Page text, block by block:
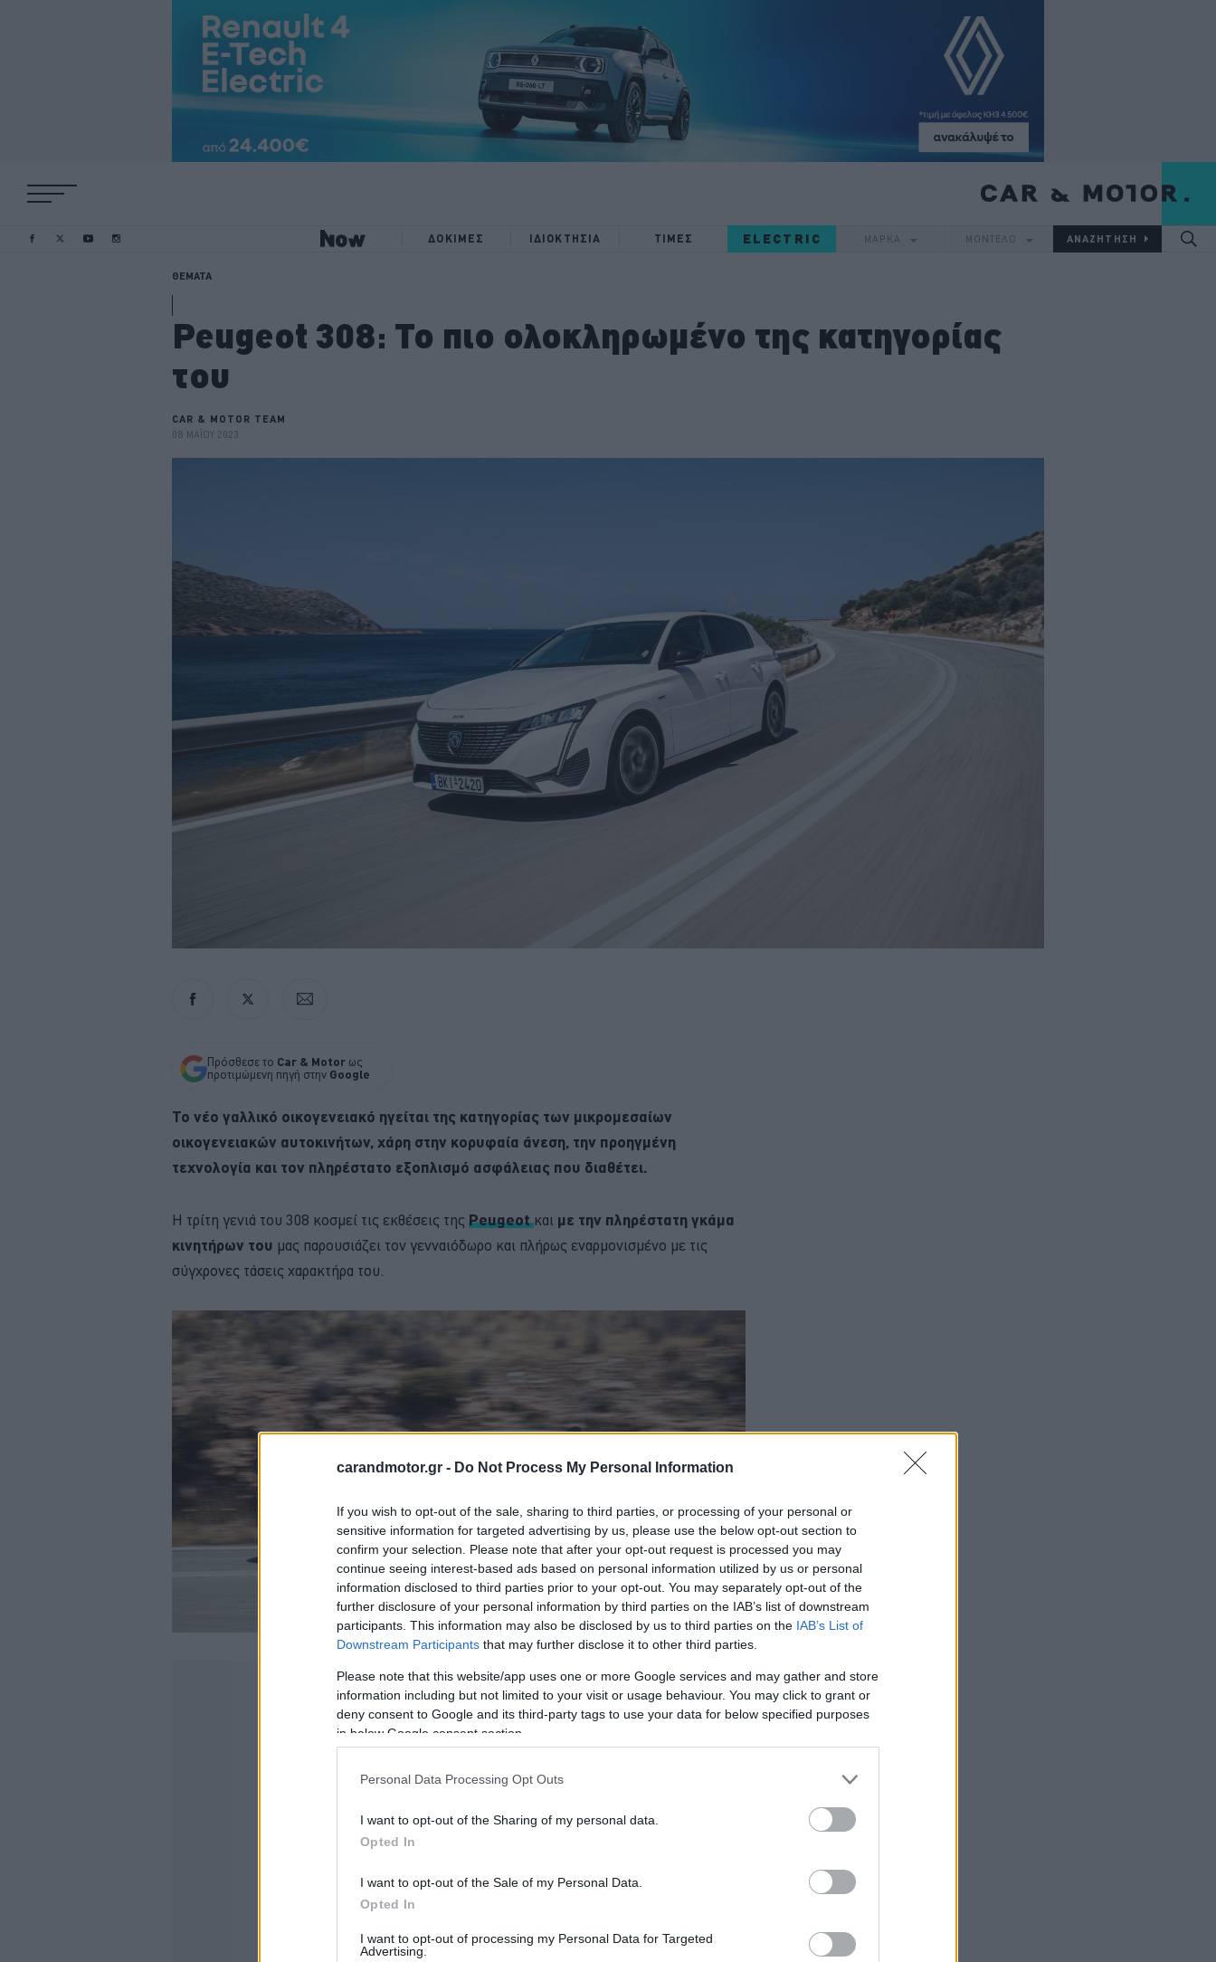
carandmotor.gr - Do Not Process My Personal Information
If you wish to opt-out of the sale, sharing to third parties, or processing of your personal or
sensitive information for targeted advertising by us, please use the below opt-out section to
confirm your selection. Please note that after your opt-out request is processed you may
continue seeing interest-based ads based on personal information utilized by us or personal
information disclosed to third parties prior to your opt-out. You may separately opt-out of the
further disclosure of your personal information by third parties on the IAB’s list of downstream
participants. This information may also be disclosed by us to third parties on the IAB’s List of
Downstream Participants that may further disclose it to other third parties.
Please note that this website/app uses one or more Google services and may gather and store
information including but not limited to your visit or usage behaviour. You may click to grant or
deny consent to Google and its third-party tags to use your data for below specified purposes
in below Google consent section.
Personal Data Processing Opt Outs
I want to opt-out of the Sharing of my personal data.
Opted In
I want to opt-out of the Sale of my Personal Data.
Opted In
I want to opt-out of processing my Personal Data for Targeted
Advertising.
ΔΟΚΙΜΕΣ ΙΔΙΟΚΤΗΣΙΑ ΤΙΜΕΣ ELECTRIC ΜΑΡΚΑ ΜΟΝΤΕΛΟ
ΘΕΜΑΤΑ
Peugeot 308: Το πιο ολοκληρωμένο της κατηγορίας
του
CAR & MOTOR TEAM
08 ΜΑΪΟΥ 2023
Πρόσθεσε το Car & Motor ως
προτιμώμενη πηγή στην Google
Το νέο γαλλικό οικογενειακό ηγείται της κατηγορίας των μικρομεσαίων
οικογενειακών αυτοκινήτων, χάρη στην κορυφαία άνεση, την προηγμένη
τεχνολογία και τον πληρέστατο εξοπλισμό ασφάλειας που διαθέτει.
Η τρίτη γενιά του 308 κοσμεί τις εκθέσεις της Peugeotκαι με την πληρέστατη γκάμα
κινητήρων του μας παρουσιάζει τον γενναιόδωρο και πλήρως εναρμονισμένο με τις
σύγχρονες τάσεις χαρακτήρα του.